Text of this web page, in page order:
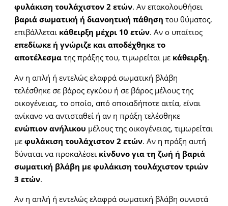
φυλάκιση τουλάχιστον 2 ετών. Αν επακολουθήσει
βαριά σωματική ή διανοητική πάθηση του θύματος,
επιβάλλεται κάθειρξη μέχρι 10 ετών. Αν ο υπαίτιος
επεδίωκε ή γνώριζε και αποδέχθηκε το
αποτέλεσμα της πράξης του, τιμωρείται με κάθειρξη.
Αν η απλή ή εντελώς ελαφρά σωματική βλάβη
τελέσθηκε σε βάρος εγκύου ή σε βάρος μέλους της
οικογένειας, το οποίο, από οποιαδήποτε αιτία, είναι
ανίκανο να αντισταθεί ή αν η πράξη τελέσθηκε
ενώπιον ανήλικου μέλους της οικογένειας, τιμωρείται
με φυλάκιση τουλάχιστον 2 ετών. Αν η πράξη αυτή
δύναται να προκαλέσει κίνδυνο για τη ζωή ή βαριά
σωματική βλάβη με φυλάκιση τουλάχιστον τριών
3 ετών.
Αν η απλή ή εντελώς ελαφρά σωματική βλάβη συνιστά